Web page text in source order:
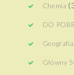
Chemia
DO
Geografia
Główny